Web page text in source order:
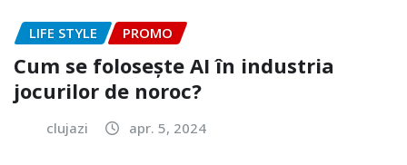
LIFE STYLE PROMO
Cum se folosește AI în industria
jocurilor de noroc?
clujazi apr. 5, 2024